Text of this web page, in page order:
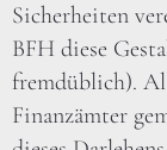
Sicherheiten
BFH diese
fremdüblich).
Finanzämter